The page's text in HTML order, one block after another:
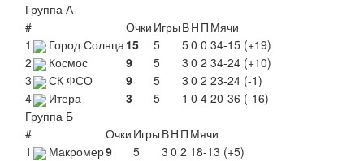
Группа А
#
Очки Игры ВН П Мячи
1
Город Солнца15 5 50 0 34-15 (+19)
2
Космос 9 5 3 0 2 34-24 (+10)
3
СК ФСО 9 5 3 0 2 23-24 (-1)
4
Итера 3 5 1 0 4 20-36 (-16)
Группа Б
#
Очки Игры ВН П Мячи
1
Макромер9 5 3 0 2 18-13 (+5)